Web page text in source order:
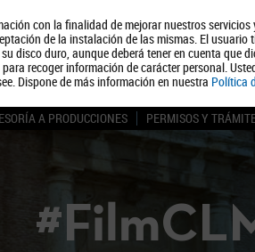
con la finalidad de mejorar nuestros
de la instalación de las mismas. El
disco duro, aunque deberá tener en cuenta que
recoger información de carácter personal.
Dispone de más información en nuestra Política
Quiénes somos
A PRODUCCIONES PERMISOS Y